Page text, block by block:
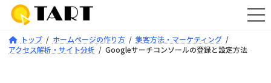
トップ ホームページの作り方
集客方法・マーケティング
アクセス解析・サイト分析
Googleサーチコンソールの登録と設定方法